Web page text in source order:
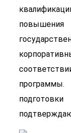
повышения